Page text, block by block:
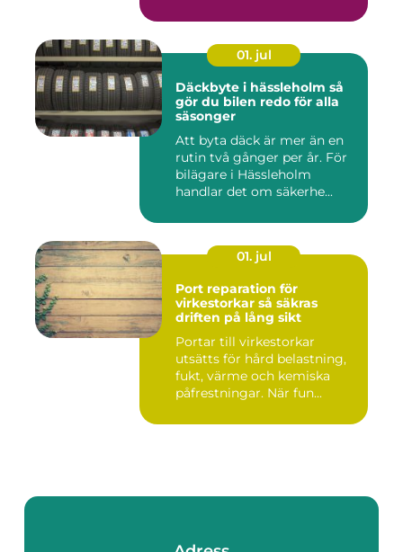
01. jul
Däckbyte i hässleholm så
gör du bilen redo för alla
säsonger
Att byta däck är mer än en
rutin två gånger per år. För
bilägare i Hässleholm
handlar det om säkerhe...
01. jul
Port reparation för
virkestorkar så säkras
driften på lång sikt
Portar till virkestorkar
utsätts för hård belastning,
fukt, värme och kemiska
påfrestningar. När fun...